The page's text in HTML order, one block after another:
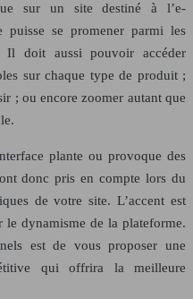
sur un site destiné à l’e-
puisse se promener parmi les
Il doit aussi pouvoir accéder
sur chaque type de produit ;
; ou encore zoomer autant que
plante ou provoque des
donc pris en compte lors du
de votre site. L’accent est
dynamisme de la plateforme.
est de vous proposer une
qui offrira la meilleure